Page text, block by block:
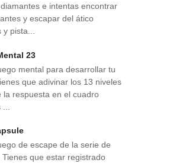
e intentas encontrar
y escapar del ático
y pista...
23
mental para desarrollar tu
que adivinar los 13 niveles
la respuesta en el cuadro
de escape de la serie de
Tienes que estar registrado